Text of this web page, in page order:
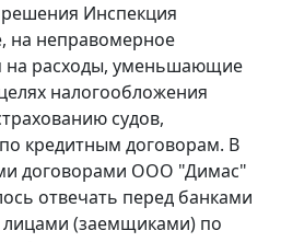
Инспекция
на неправомерное
на расходы, уменьшающие
налогообложения
судов,
кредитным договорам. В
договорами ООО "Димас"
отвечать перед банками
лицами (заемщиками) по